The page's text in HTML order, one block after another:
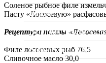
Видео
Вопрос Шеф-
Sous Vide. Су Вид
Соленое рыбное филе
Пасту «Лососевую»
Рецептура пасты
Филе лососевых рыб 76,5
Сливочное масло 30,0